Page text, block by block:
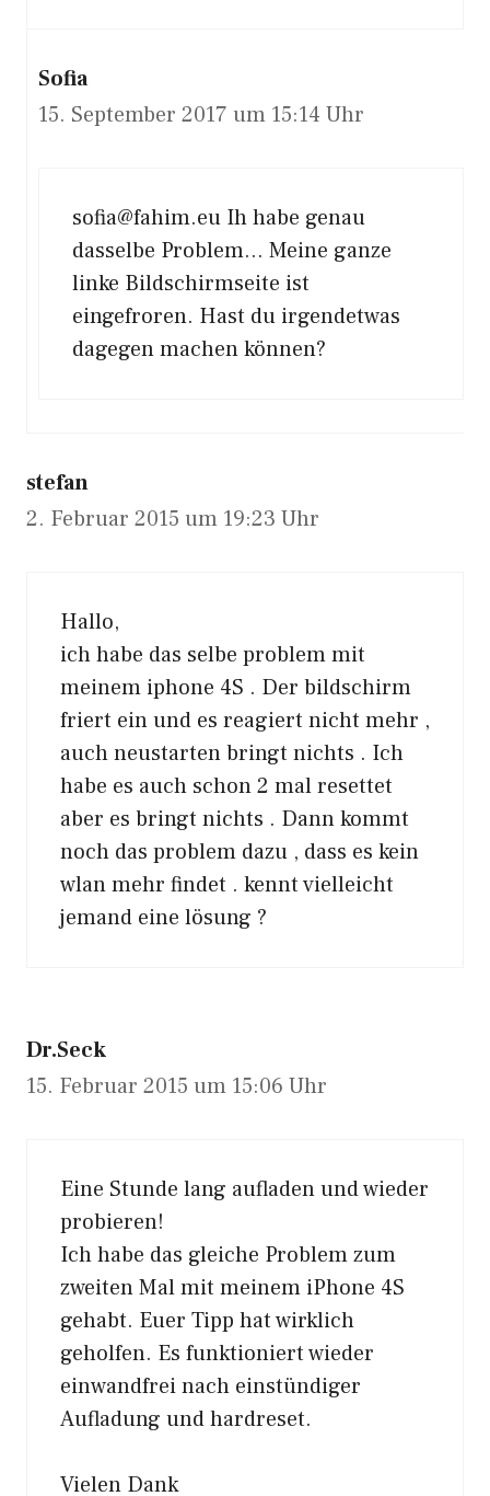
Sofia
15. September 2017 um 15:14 Uhr
sofia@fahim.eu Ih habe genau
dasselbe Problem… Meine ganze
linke Bildschirmseite ist
eingefroren. Hast du irgendetwas
dagegen machen können?
stefan
2. Februar 2015 um 19:23 Uhr
Hallo,
ich habe das selbe problem mit
meinem iphone 4S . Der bildschirm
friert ein und es reagiert nicht mehr ,
auch neustarten bringt nichts . Ich
habe es auch schon 2 mal resettet
aber es bringt nichts . Dann kommt
noch das problem dazu , dass es kein
wlan mehr findet . kennt vielleicht
jemand eine lösung ?
Dr.Seck
15. Februar 2015 um 15:06 Uhr
Eine Stunde lang aufladen und wieder
probieren!
Ich habe das gleiche Problem zum
zweiten Mal mit meinem iPhone 4S
gehabt. Euer Tipp hat wirklich
geholfen. Es funktioniert wieder
einwandfrei nach einstündiger
Aufladung und hardreset.
Vielen Dank